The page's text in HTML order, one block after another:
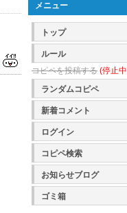
メニュー
トップ
ルール
コピペを投稿する (停止
ランダムコピペ
新着コメント
ログイン
コピペ検索
お知らせブログ
ゴミ箱